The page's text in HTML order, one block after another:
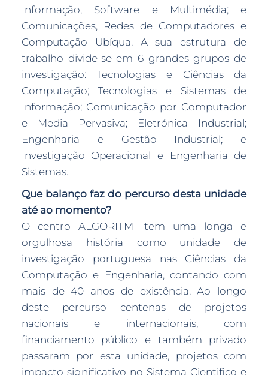
Informação, Software e Multimédia; e
Comunicações, Redes de Computadores e
Computação Ubíqua. A sua estrutura de
trabalho divide-se em 6 grandes grupos de
investigação: Tecnologias e Ciências da
Computação; Tecnologias e Sistemas de
Informação; Comunicação por Computador
e Media Pervasiva; Eletrónica Industrial;
Engenharia e Gestão Industrial; e
Investigação Operacional e Engenharia de
Sistemas.
Que balanço faz do percurso desta unidade
até ao momento?
O centro ALGORITMI tem uma longa e
orgulhosa história como unidade de
investigação portuguesa nas Ciências da
Computação e Engenharia, contando com
mais de 40 anos de existência. Ao longo
deste percurso centenas de projetos
nacionais e internacionais, com
financiamento público e também privado
passaram por esta unidade, projetos com
impacto significativo no Sistema Cientifico e